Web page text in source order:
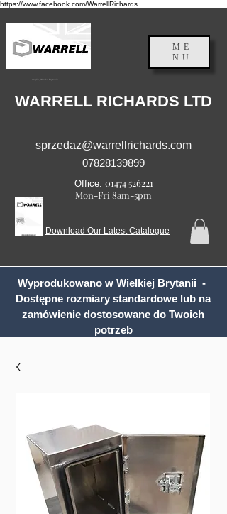
https://www.facebook.com/WarrellRichards
Anglia, Wielka Brytania
ME
NU
WARRELL RICHARDS LTD
sprzedaz@warrellrichards.com
07828139899
Office: 01474 526221
Mon-Fri 8am-5pm
Download Our Latest Catalogue
Wyprodukowano w Wielkiej Brytanii -
Dostępne rozmiary standardowe lub na
zamówienie dostosowane do Twoich
potrzeb